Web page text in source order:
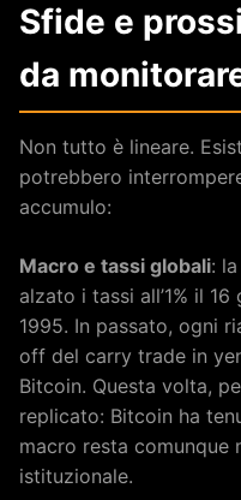
Sfide e
da
Non tutto è lineare.
potrebbero
accumulo:
Macro e tassi globali:
alzato i tassi all’1% il
1995. In passato, ogni
off del carry trade in
Bitcoin. Questa volta,
replicato: Bitcoin ha
macro resta comunque
istituzionale.